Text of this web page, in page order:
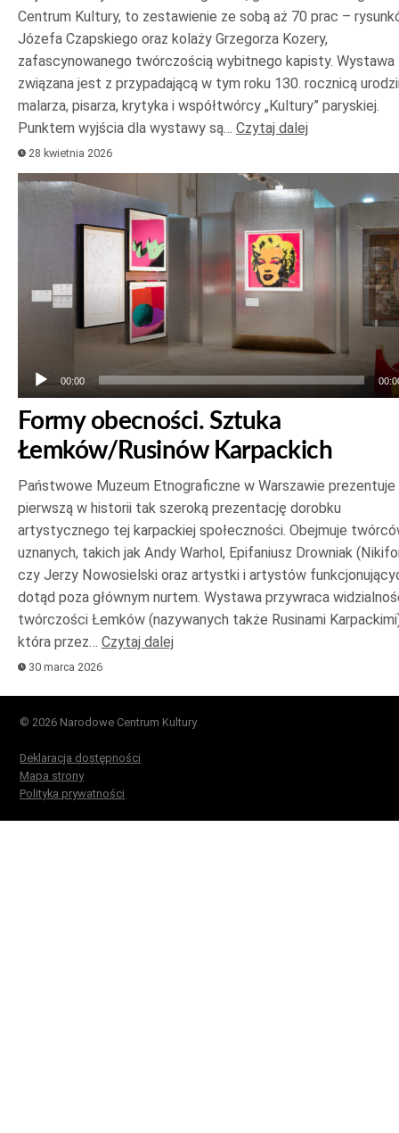
Centrum Kultury, to zestawienie ze sobą aż 70 prac –
Józefa Czapskiego oraz kolaży Grzegorza Kozery,
zafascynowanego twórczością wybitnego kapisty. Wystawa
związana jest z przypadającą w tym roku 130. rocznicą
malarza, pisarza, krytyka i współtwórcy „Kultury” paryskiej.
Punktem wyjścia dla wystawy są… Czytaj dalej
28 kwietnia 2026
Odtwarzacz
dźwiękowych
00:00
Formy obecności. Sztuka
Łemków/Rusinów Karpackich
Państwowe Muzeum Etnograficzne w Warszawie prezentuje
pierwszą w historii tak szeroką prezentację dorobku
artystycznego tej karpackiej społeczności. Obejmuje
uznanych, takich jak Andy Warhol, Epifaniusz Drowniak
czy Jerzy Nowosielski oraz artystki i artystów
dotąd poza głównym nurtem. Wystawa przywraca
twórczości Łemków (nazywanych także Rusinami
która przez… Czytaj dalej
30 marca 2026
© 2026 Narodowe Centrum Kultury
Deklaracja dostępności
Mapa strony
Polityka prywatności